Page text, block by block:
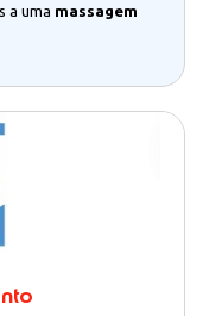
a uma massagem